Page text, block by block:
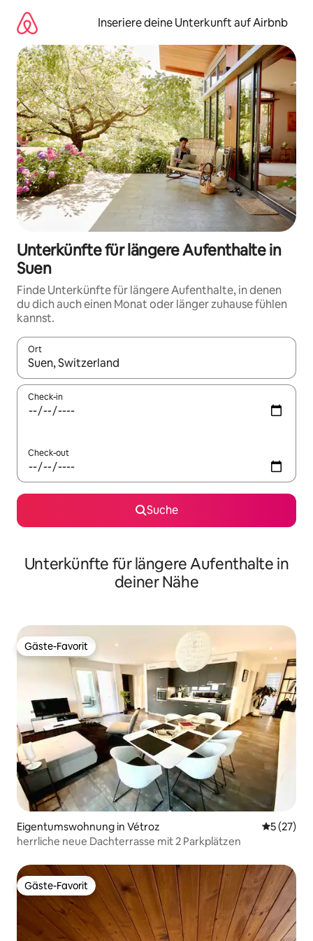
Inhalten
springen
Inseriere deine Unterkunft auf Airbnb
Unterkünfte für längere Aufenthalte in
Suen
Finde Unterkünfte für längere Aufenthalte, in denen
du dich auch einen Monat oder länger zuhause fühlen
kannst.
Ort
Wenn Ergebnisse verfügbar sind, navigiere mit den
Check-in
Check-out
Suche
Unterkünfte für längere Aufenthalte in
deiner Nähe
Gäste-Favorit
Gäste-Favorit
Eigentumswohnung in Vétroz
5 (27)
herrliche neue Dachterrasse mit 2 Parkplätzen
Gäste-Favorit
Gäste-Favorit